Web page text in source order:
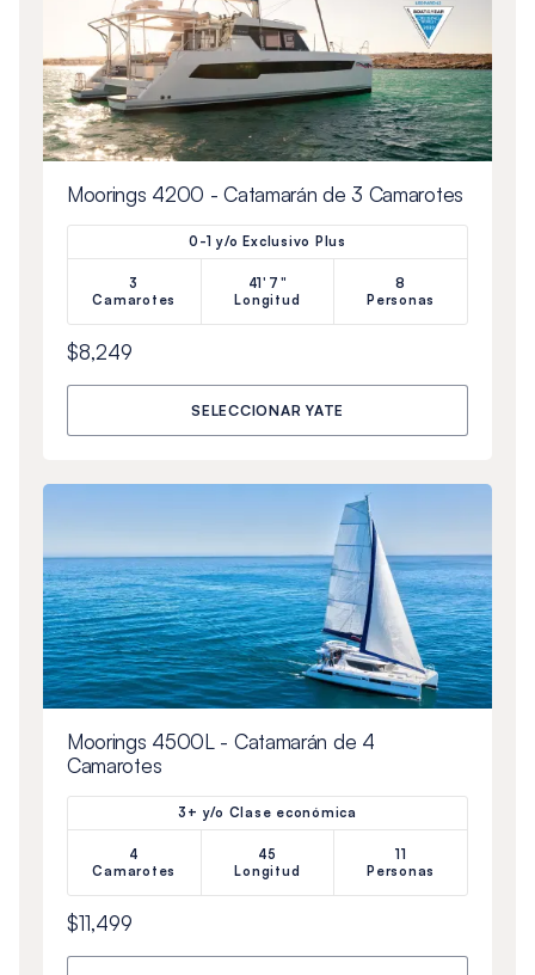
Moorings 4200 - Catamarán de 3 Camarotes
0-1 y/o Exclusivo Plus
3
Camarotes
41'7"
Longitud
8
Personas
$8,249
SELECCIONAR YATE
Moorings 4500L - Catamarán de 4
Camarotes
3+ y/o Clase económica
4
Camarotes
45
Longitud
11
Personas
$11,499